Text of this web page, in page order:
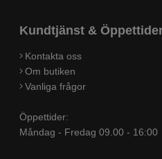
Kundtjänst &
Kontakta oss
Om butiken
Vanliga frågor
Öppettider:
Måndag - Fredag 09.00 - 16:00